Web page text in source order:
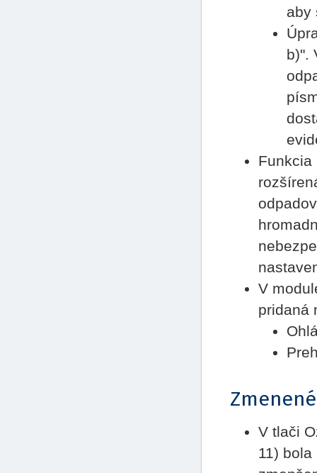
aby
b)".
Funkcia
V
pridaná
Zmenené
V tlači
11)